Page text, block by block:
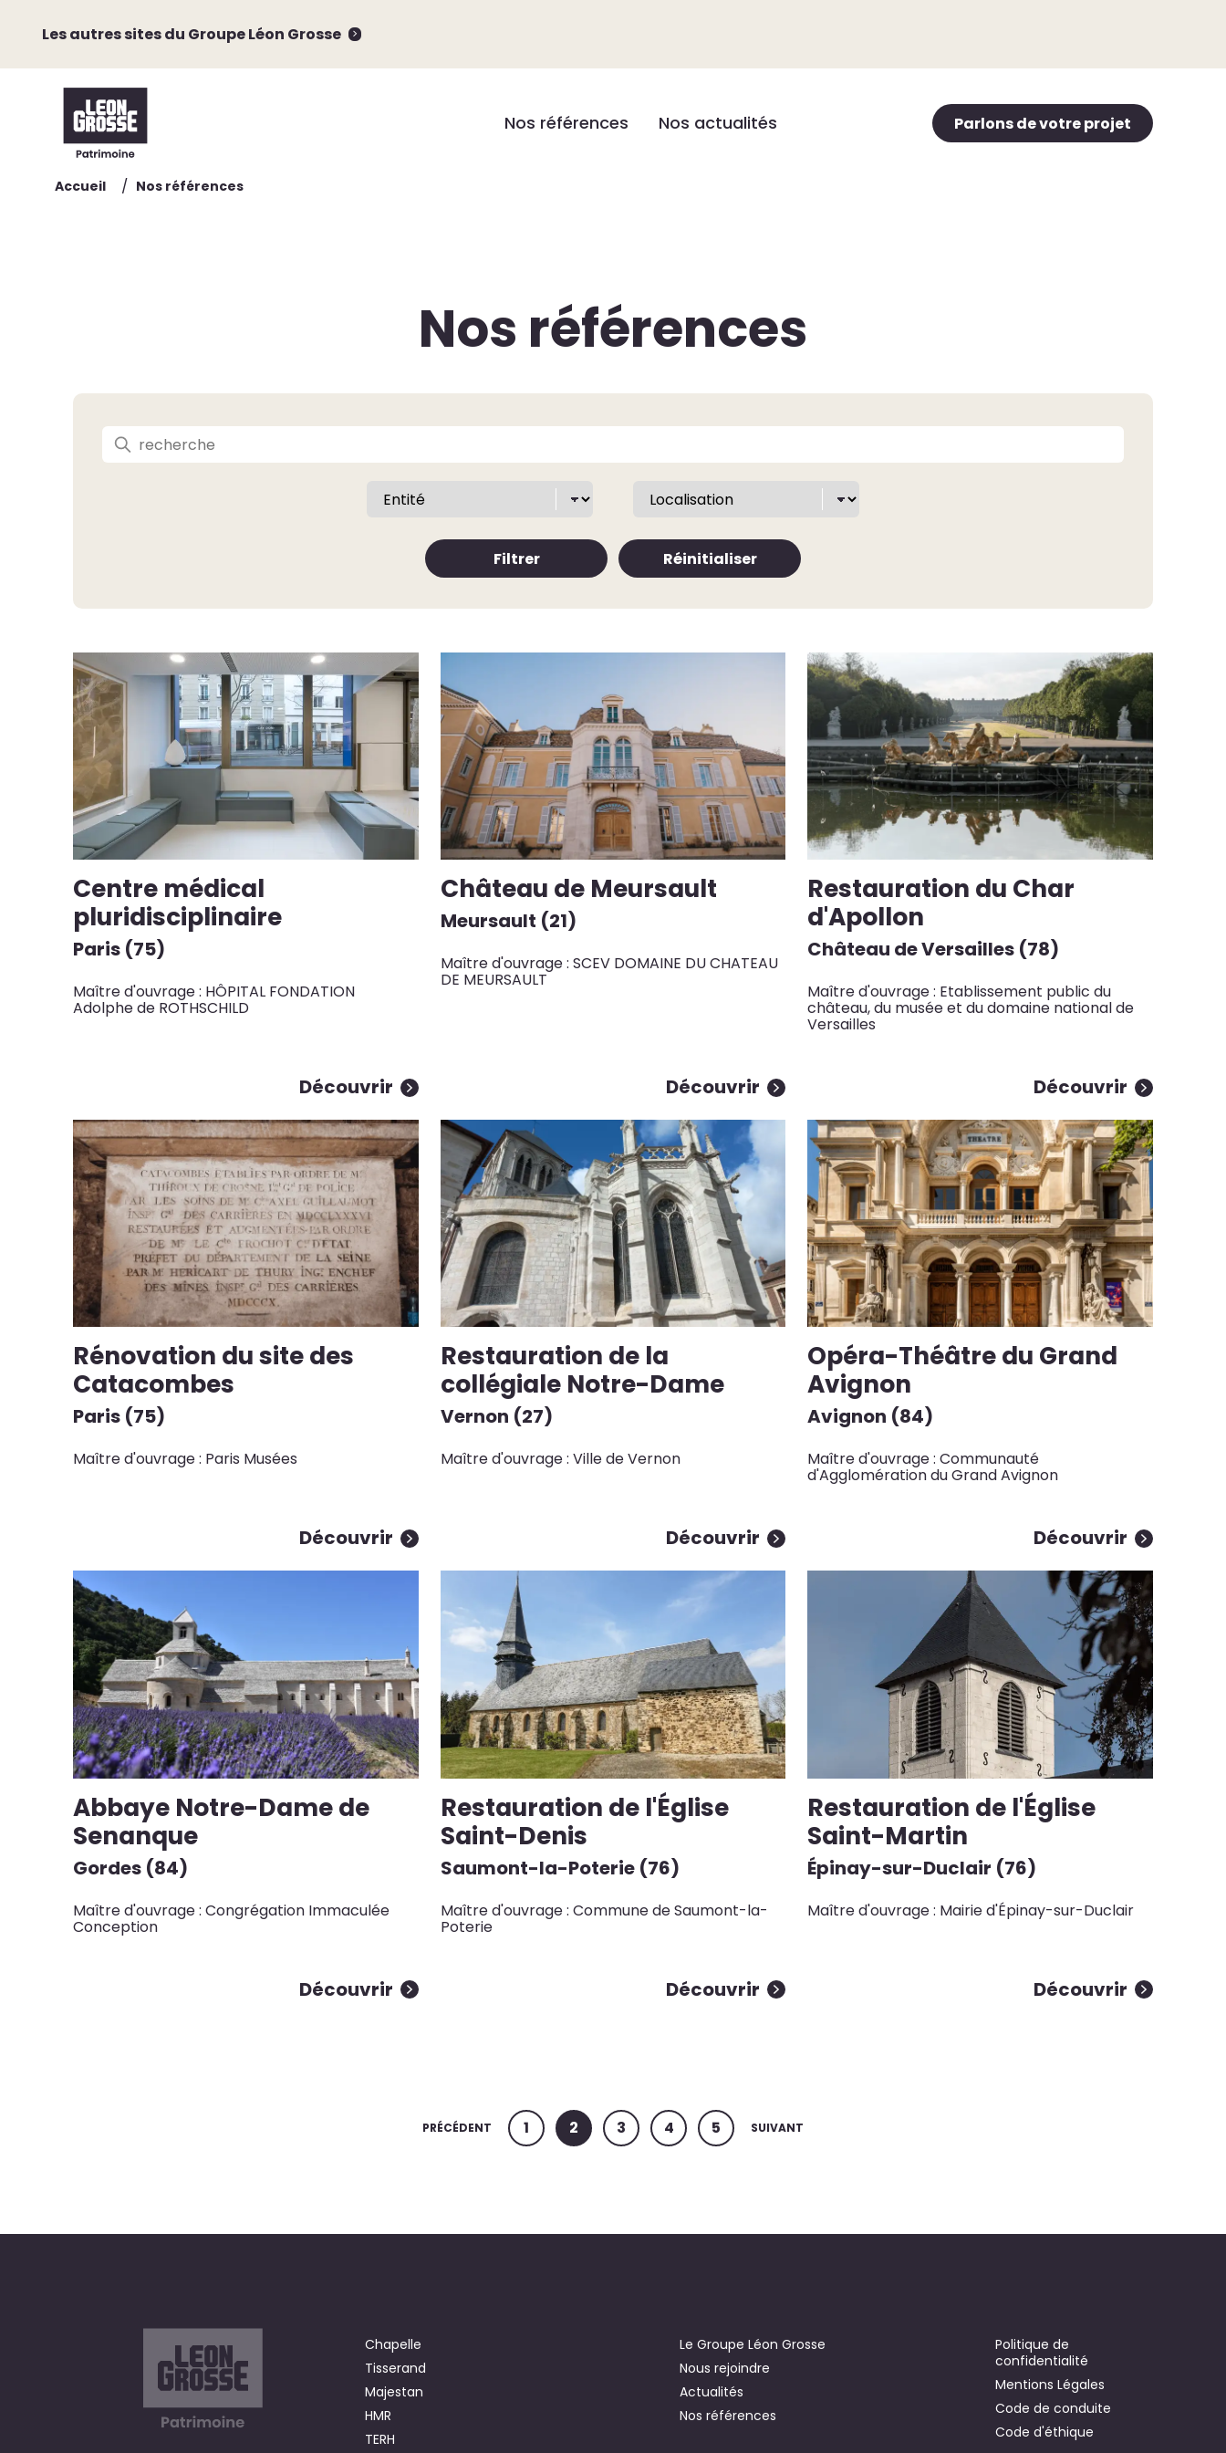
Les autres sites du Groupe Léon Grosse
Parlons de votre projet
Nos références Nos actualités
Accueil / Nos références
Nos références
Filtrer Réinitialiser
Centre médical
pluridisciplinaire
Paris (75)
Maître d'ouvrage : HÔPITAL FONDATION
Adolphe de ROTHSCHILD
Découvrir
Château de Meursault
Meursault (21)
Maître d'ouvrage : SCEV DOMAINE DU CHATEAU
DE MEURSAULT
Découvrir
Restauration du Char
d'Apollon
Château de Versailles (78)
Maître d'ouvrage : Etablissement public du
château, du musée et du domaine national de
Versailles
Découvrir
Rénovation du site des
Catacombes
Paris (75)
Maître d'ouvrage : Paris Musées
Découvrir
Restauration de la
collégiale Notre-Dame
Vernon (27)
Maître d'ouvrage : Ville de Vernon
Découvrir
Opéra-Théâtre du Grand
Avignon
Avignon (84)
Maître d'ouvrage : Communauté
d'Agglomération du Grand Avignon
Découvrir
Abbaye Notre-Dame de
Senanque
Gordes (84)
Maître d'ouvrage : Congrégation Immaculée
Conception
Découvrir
Restauration de l'Église
Saint-Denis
Saumont-la-Poterie (76)
Maître d'ouvrage : Commune de Saumont-la-
Poterie
Découvrir
Restauration de l'Église
Saint-Martin
Épinay-sur-Duclair (76)
Maître d'ouvrage : Mairie d'Épinay-sur-Duclair
Découvrir
PRÉCÉDENT 1 2 3 4 5 SUIVANT
Chapelle
Tisserand
Majestan
HMR
TERH
Le Groupe Léon Grosse
Nous rejoindre
Actualités
Nos références
Politique de
confidentialité
Mentions Légales
Code de conduite
Code d'éthique